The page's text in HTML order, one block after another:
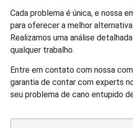
Cada problema é única, e nossa
para oferecer a melhor
Realizamos uma análise
qualquer trabalho.
Entre em contato com nossa
garantia de contar com experts
seu problema de cano entupido